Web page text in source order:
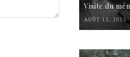
Visite du
AOÛT 15, 2015